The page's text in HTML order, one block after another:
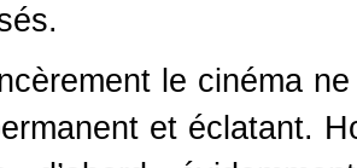
le cinéma
et éclatant.